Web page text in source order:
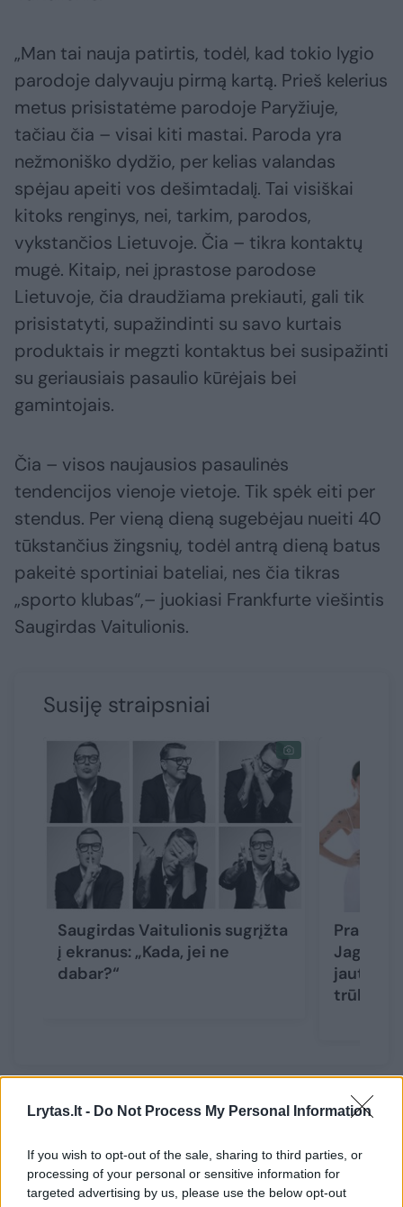
Lrytas.lt - Do Not Process My Personal Information
If you wish to opt-out of the sale, sharing to third parties, or
processing of your personal or sensitive information for
targeted advertising by us, please use the below opt-out
„Man tai nauja patirtis, todėl, kad tokio lygio
parodoje dalyvauju pirmą kartą. Prieš kelerius
metus prisistatėme parodoje Paryžiuje,
tačiau čia – visai kiti mastai. Paroda yra
nežmoniško dydžio, per kelias valandas
spėjau apeiti vos dešimtadalį. Tai visiškai
kitoks renginys, nei, tarkim, parodos,
vykstančios Lietuvoje. Čia – tikra kontaktų
mugė. Kitaip, nei įprastose parodose
Lietuvoje, čia draudžiama prekiauti, gali tik
prisistatyti, supažindinti su savo kurtais
produktais ir megzti kontaktus bei susipažinti
su geriausiais pasaulio kūrėjais bei
gamintojais.
Čia – visos naujausios pasaulinės
tendencijos vienoje vietoje. Tik spėk eiti per
stendus. Per vieną dieną sugebėjau nueiti 40
tūkstančius žingsnių, todėl antrą dieną batus
pakeitė sportiniai bateliai, nes čia tikras
„sporto klubas“,– juokiasi Frankfurte viešintis
Saugirdas Vaitulionis.
Susiję straipsniai
Saugirdas Vaitulionis sugrįžta
į ekranus: „Kada, jei ne
dabar?“
Praėjus
jautrūs
trūksta“
Antrus metus iš eilės parodoje dalyvaujantis
parodoje viešintis su žmona, parfumere
Greta Vaitulione, džiaugiasi, jog lietuvių